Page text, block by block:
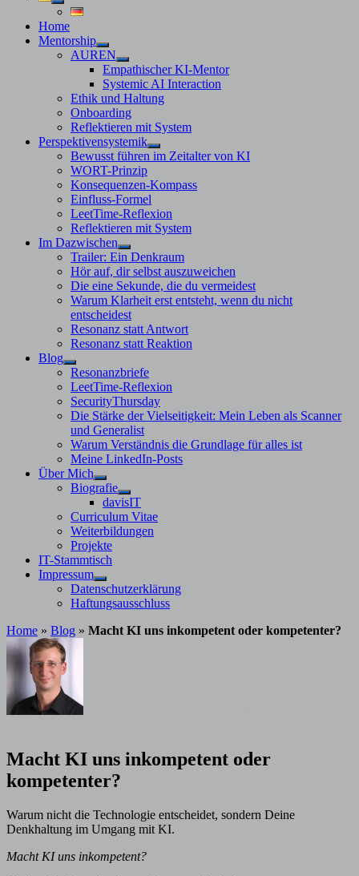
Untermenü
anzeigen
Home
Mentorship
Untermenü
anzeigen
AUREN
Untermenü
anzeigen
Empathischer KI-Mentor
Systemic AI Interaction
Ethik und Haltung
Onboarding
Reflektieren mit System
Perspektivensystemik
Untermenü
anzeigen
Bewusst führen im Zeitalter von KI
WORT-Prinzip
Konsequenzen-Kompass
Einfluss-Formel
LeetTime-Reflexion
Reflektieren mit System
Im Dazwischen
Untermenü
anzeigen
Trailer: Ein Denkraum
Hör auf, dir selbst auszuweichen
Die eine Sekunde, die du vermeidest
Warum Klarheit erst entsteht, wenn du nicht
entscheidest
Resonanz statt Antwort
Resonanz statt Reaktion
Blog
Untermenü
anzeigen
Resonanzbriefe
LeetTime-Reflexion
SecurityThursday
Die Stärke der Vielseitigkeit: Mein Leben als Scanner
und Generalist
Warum Verständnis die Grundlage für alles ist
Meine LinkedIn-Posts
Über Mich
Untermenü
anzeigen
Biografie
Untermenü
anzeigen
davisIT
Curriculum Vitae
Weiterbildungen
Projekte
IT-Stammtisch
Impressum
Untermenü
anzeigen
Datenschutzerklärung
Haftungsausschluss
Home » Blog » Macht KI uns inkompetent oder kompetenter?
Macht KI uns inkompetent oder
kompetenter?
Warum nicht die Technologie entscheidet, sondern Deine
Denkhaltung im Umgang mit KI.
Macht KI uns inkompetent?